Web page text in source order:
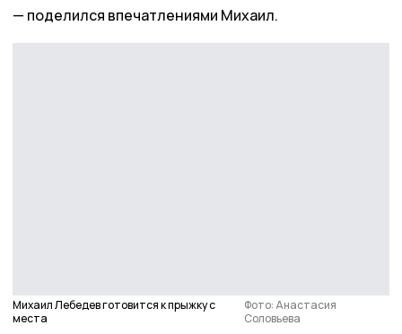
поделился впечатлениями Михаил.
Михаил Лебедев готовится к прыжку с
места
Фото: Анастасия
Соловьева